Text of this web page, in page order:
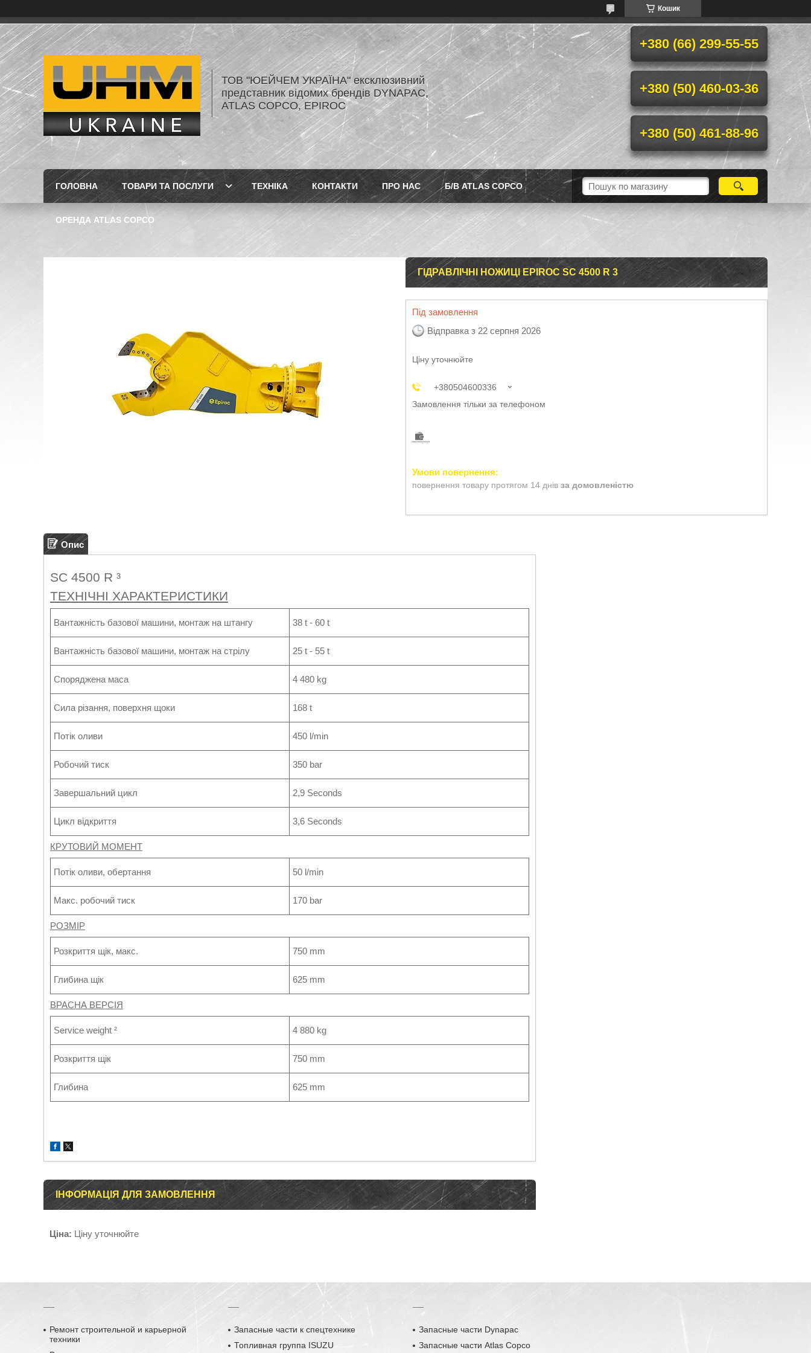
Кошик
ТОВ "ЮЕЙЧЕМ УКРАЇНА" ексклюзивний
представник відомих брендів DYNAPAC,
ATLAS COPCO, EPIROC
+380 (66) 299-55-55
+380 (50) 460-03-36
+380 (50) 461-88-96
ГОЛОВНА ТОВАРИ ТА ПОСЛУГИ ТЕХНІКА КОНТАКТИ ПРО НАС Б/В ATLAS COPCO
ОРЕНДА ATLAS COPCO
ГІДРАВЛІЧНІ НОЖИЦІ EPIROC SC 4500 R 3
Під замовлення
Відправка з 22 серпня 2026
Ціну уточнюйте
+380504600336
Замовлення тільки за телефоном
повернення товару протягом 14 днів за домовленістю
Опис
SC 4500 R ³
ТЕХНІЧНІ ХАРАКТЕРИСТИКИ
Вантажність базової машини, монтаж на штангу 38 t - 60 t
Вантажність базової машини, монтаж на стрілу 25 t - 55 t
Споряджена маса 4 480 kg
Сила різання, поверхня щоки 168 t
Потік оливи 450 l/min
Робочий тиск 350 bar
Завершальний цикл 2,9 Seconds
Цикл відкриття 3,6 Seconds
КРУТОВИЙ МОМЕНТ
Потік оливи, обертання 50 l/min
Макс. робочий тиск 170 bar
РОЗМІР
Розкриття щік, макс. 750 mm
Глибина щік 625 mm
ВРАСНА ВЕРСІЯ
Service weight ² 4 880 kg
Розкриття щік 750 mm
Глибина 625 mm
ІНФОРМАЦІЯ ДЛЯ ЗАМОВЛЕННЯ
Ціна: Ціну уточнюйте
Ремонт строительной и карьерной
техники
Запасные части к спецтехнике
Топливная группа ISUZU
Запасные части Dynapac
Запасные части Atlas Copco